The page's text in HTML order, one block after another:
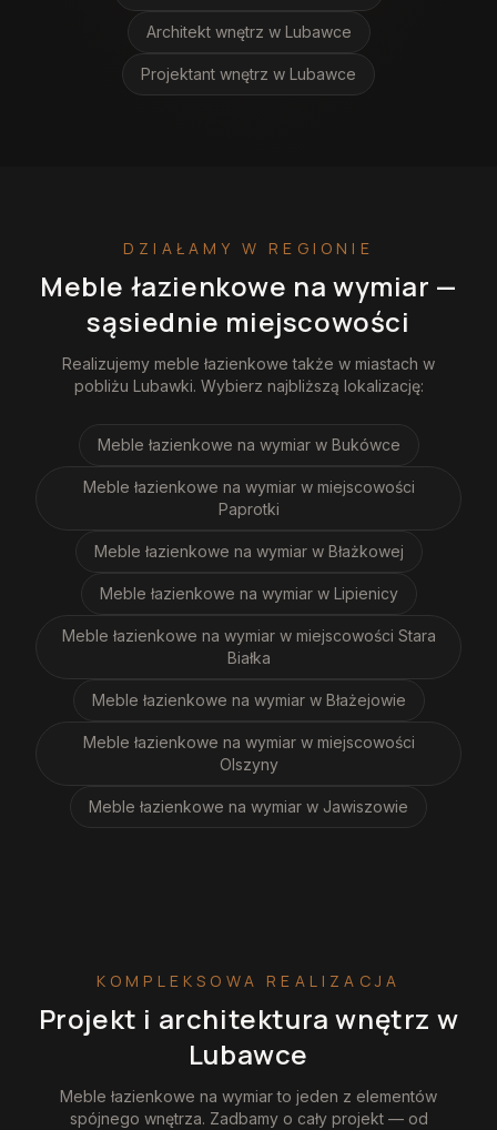
Architekt wnętrz w Lubawce
Projektant wnętrz w Lubawce
DZIAŁAMY W REGIONIE
Meble łazienkowe na wymiar —
sąsiednie miejscowości
Realizujemy meble łazienkowe także w miastach w
pobliżu Lubawki. Wybierz najbliższą lokalizację:
Meble łazienkowe na wymiar w Bukówce
Meble łazienkowe na wymiar w miejscowości
Paprotki
Meble łazienkowe na wymiar w Błażkowej
Meble łazienkowe na wymiar w Lipienicy
Meble łazienkowe na wymiar w miejscowości Stara
Białka
Meble łazienkowe na wymiar w Błażejowie
Meble łazienkowe na wymiar w miejscowości
Olszyny
Meble łazienkowe na wymiar w Jawiszowie
KOMPLEKSOWA REALIZACJA
Projekt i architektura wnętrz w
Lubawce
Meble łazienkowe na wymiarto jeden z elementów
spójnego wnętrza. Zadbamy o cały projekt — od